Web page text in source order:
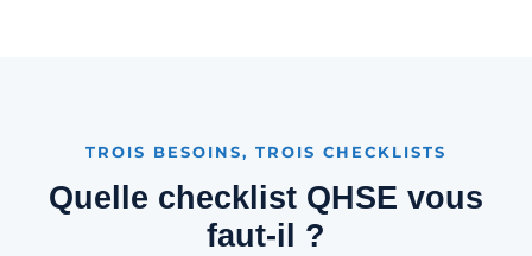
TROIS BESOINS, TROIS CHECKLISTS
Quelle checklist QHSE vous
faut-il ?